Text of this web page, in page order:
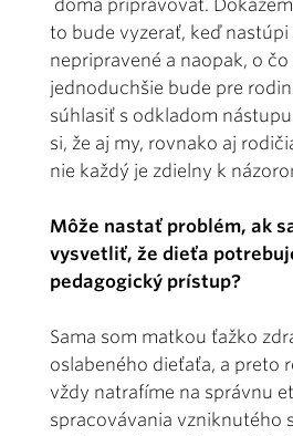
doma pripravovať.
to bude vyzerať, keď nastúpi
nepripravené a naopak, o čo
jednoduchšie bude pre
súhlasiť s odkladom
si, že aj my, rovnako aj
nie každý je zdielny k
Môže nastať problém, ak
vysvetliť, že dieťa
pedagogický prístup?
Sama som matkou ťažko
oslabeného dieťaťa, a preto
vždy natrafíme na správnu
spracovávania vzniknutého